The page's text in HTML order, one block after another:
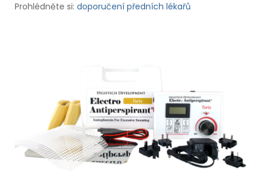
Prohlédněte si: doporučení předních lékařů